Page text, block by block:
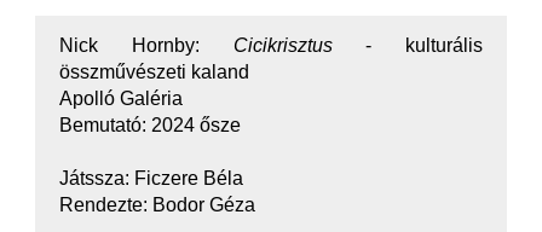
Nick Hornby: Cicikrisztus- kulturális
összművészeti kaland
Apolló Galéria
Bemutató: 2024 ősze
Játssza: Ficzere Béla
Rendezte: Bodor Géza